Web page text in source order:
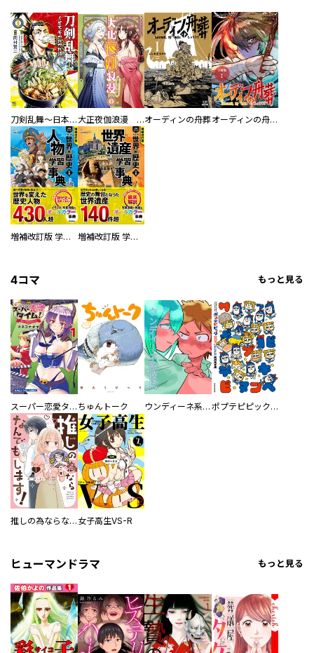
刀剣乱舞～日本号つれづれ酒～ 大正夜伽浪漫 －金曜日の花嫁—オーディンの舟葬 オーディンの舟葬 分冊版
増補改訂版 学研まんが NEW世界の歴史 別巻 人物学習事典 増補改訂版 学研まんが NEW世界の歴史 別巻 世界遺産学習事典
4コマ もっと見る
スーパー恋愛タイム！～現場でドＳな彼女は自宅でデレる～ ちゅんトーク ウンディーネ系彼氏 ポプテピピック SEASON EIGHT
推しの為ならなんでもします！ 女子高生VS-R
ヒューマンドラマ もっと見る